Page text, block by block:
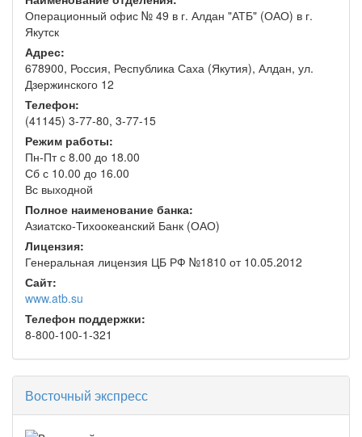
Операционный офис № 49 в г. Алдан "АТБ" (ОАО) в г.
Якутск
Адрес:
678900, Россия, Республика Саха (Якутия), Алдан, ул.
Дзержинского 12
Телефон:
(41145) 3-77-80, 3-77-15
Режим работы:
Пн-Пт с 8.00 до 18.00
Сб с 10.00 до 16.00
Вс выходной
Полное наименование банка:
Азиатско-Тихоокеанский Банк (ОАО)
Лицензия:
Генеральная лицензия ЦБ РФ №1810 от 10.05.2012
Сайт:
www.atb.su
Телефон поддержки:
8-800-100-1-321
Восточный экспресс